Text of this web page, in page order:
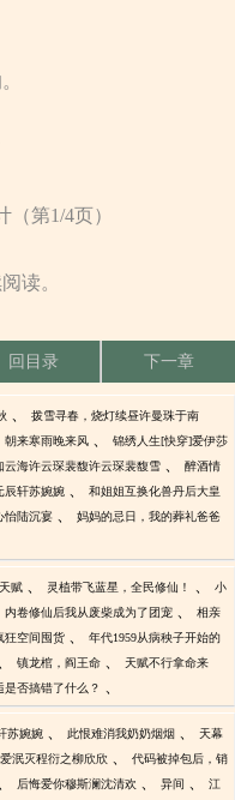
（第1/4页）
读。
回目录 下一章
、 拨雪寻春，烧灯续昼许曼珠于南
朝来寒雨晚来风 、 锦绣人生[快穿]爱伊莎
云海许云琛裴馥许云琛裴馥雪 、 醉酒情
辰轩苏婉婉 、 和姐姐互换化兽丹后大皇
怡陆沉宴 、 妈妈的忌日，我的葬礼爸爸
赋 、 灵植带飞蓝星，全民修仙！ 、 小
内卷修仙后我从废柴成为了团宠 、 相亲
狂空间囤货 、 年代1959从病秧子开始的
镇龙棺，阎王命 、 天赋不行拿命来
是否搞错了什么？ 、
苏婉婉 、 此恨难消我奶奶烟烟 、 天幕
爱泯灭程衍之柳欣欣 、 代码被掉包后，销
后悔爱你穆斯澜沈清欢 、 异间 、 江